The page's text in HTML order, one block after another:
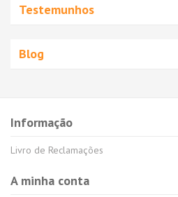
Testemunhos
Blog
Informação
Livro de Reclamações
A minha conta